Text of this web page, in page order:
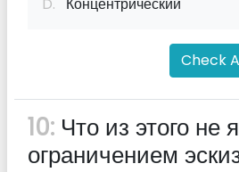
Check
10: Что из этого не
ограничением